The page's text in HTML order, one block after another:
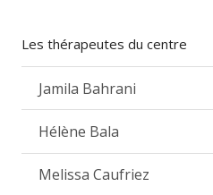
Les thérapeutes du centre
Jamila Bahrani
Hélène Bala
Melissa Caufriez